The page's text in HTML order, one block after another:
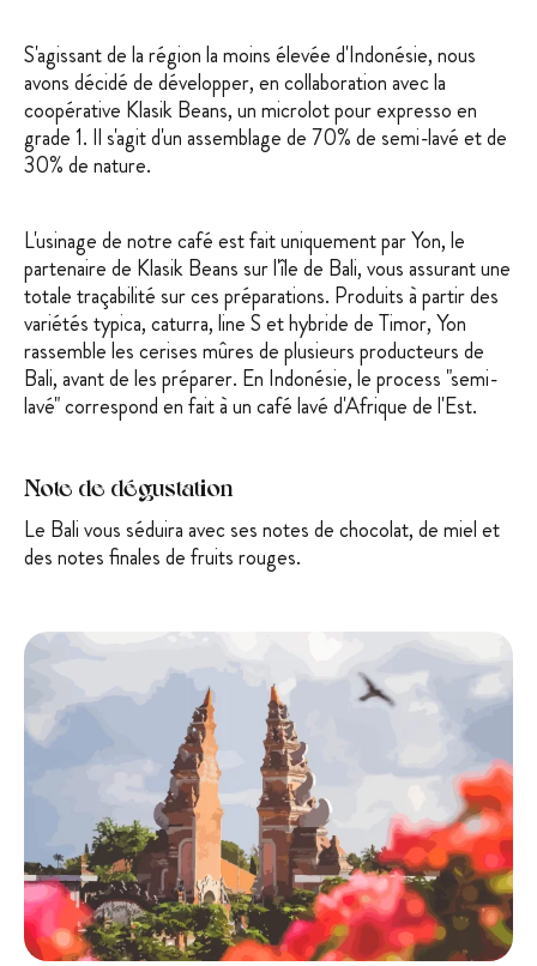
S'agissant de la région la moins élevée d'Indonésie, nous
avons décidé de développer, en collaboration avec la
coopérative Klasik Beans, un microlot pour expresso en
grade 1. Il s'agit d'un assemblage de 70% de semi-lavé et de
30% de nature.
L'usinage de notre café est fait uniquement par Yon, le
partenaire de Klasik Beans sur l'île de Bali, vous assurant une
totale traçabilité sur ces préparations. Produits à partir des
variétés typica, caturra, line S et hybride de Timor, Yon
rassemble les cerises mûres de plusieurs producteurs de
Bali, avant de les préparer. En Indonésie, le process "semi-
lavé" correspond en fait à un café lavé d'Afrique de l'Est.
Note de dégustation
Le Bali vous séduira avec ses notes de chocolat, de miel et
des notes finales de fruits rouges.